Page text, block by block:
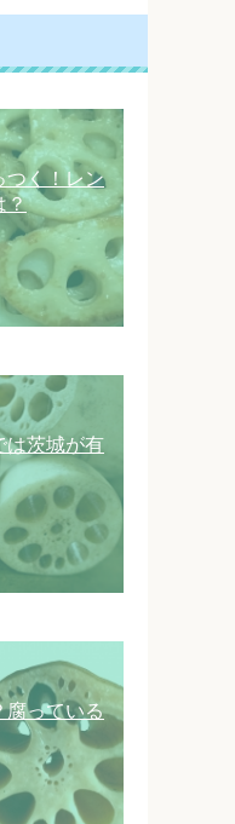
つく！レン
？
は茨城が有
腐っている